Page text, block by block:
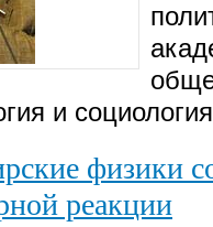
и
физики
реакции